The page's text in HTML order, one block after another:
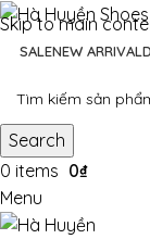
Skip to main
SALENEW ARRIVAL
Search
0 items 0₫
Menu